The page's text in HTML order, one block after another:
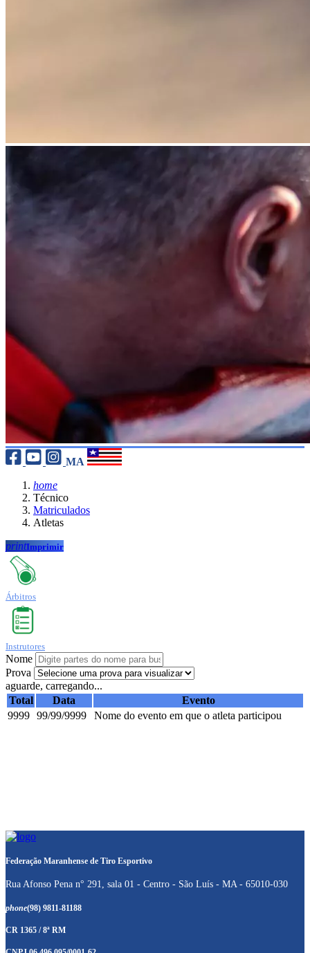
MA
home
Técnico
Matriculados
Atletas
printImprimir
Árbitros
Instrutores
Nome
Prova
aguarde, carregando...
Total
Data
Evento
9999 99/99/9999 Nome do evento em que o atleta participou
Federação Maranhense de Tiro Esportivo
Rua Afonso Pena n° 291, sala 01 - Centro - São Luís - MA - 65010-030
phone(98) 9811-81188
CR 1365 / 8ª RM